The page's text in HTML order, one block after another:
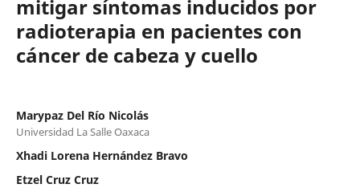
mitigar síntomas inducidos por
radioterapia en pacientes con
cáncer de cabeza y cuello
Marypaz Del Río Nicolás
Universidad La Salle Oaxaca
Xhadi Lorena Hernández Bravo
Etzel Cruz Cruz